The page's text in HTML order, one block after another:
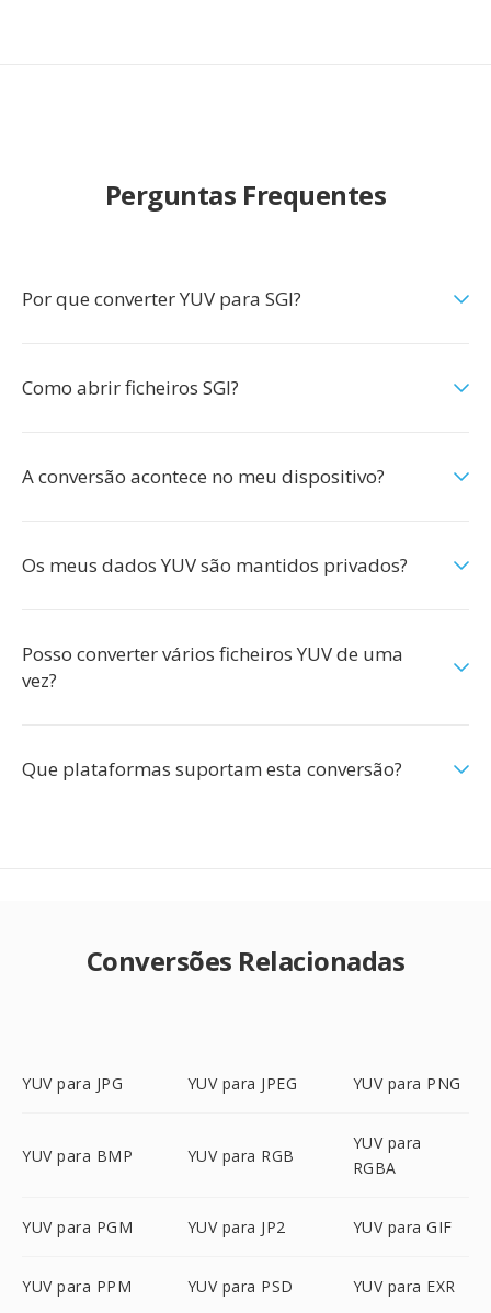
Perguntas Frequentes
Por que converter YUV para SGI?
Como abrir ficheiros SGI?
A conversão acontece no meu dispositivo?
Os meus dados YUV são mantidos privados?
Posso converter vários ficheiros YUV de uma
vez?
Que plataformas suportam esta conversão?
Conversões Relacionadas
YUV para JPG YUV para JPEG YUV para PNG
YUV para BMP YUV para RGB
YUV para
RGBA
YUV para PGM YUV para JP2 YUV para GIF
YUV para PPM YUV para PSD YUV para EXR